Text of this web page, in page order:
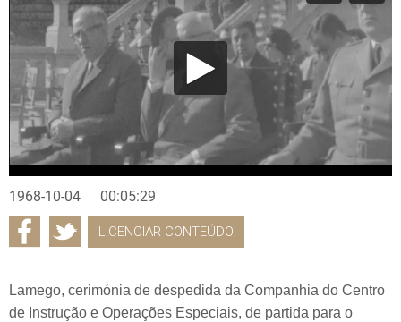
1968-10-04 00:05:29
LICENCIAR CONTEÚDO
Lamego, cerimónia de despedida da Companhia do Centro
de Instrução e Operações Especiais, de partida para o